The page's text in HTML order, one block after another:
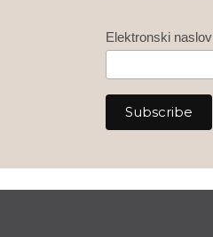
Elektronski naslov